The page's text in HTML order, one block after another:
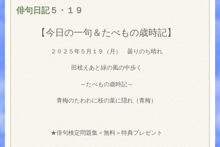
俳句日記５・１９
【今日の一句＆たべもの歳時記】
２０２５年５月１９（月） 曇りのち晴れ
田植えあと緑の風の中歩く
～たべもの歳時記～
青梅のたわわに枝の葉に隠れ（青梅）
★俳句検定問題集＜無料＞特典プレゼント